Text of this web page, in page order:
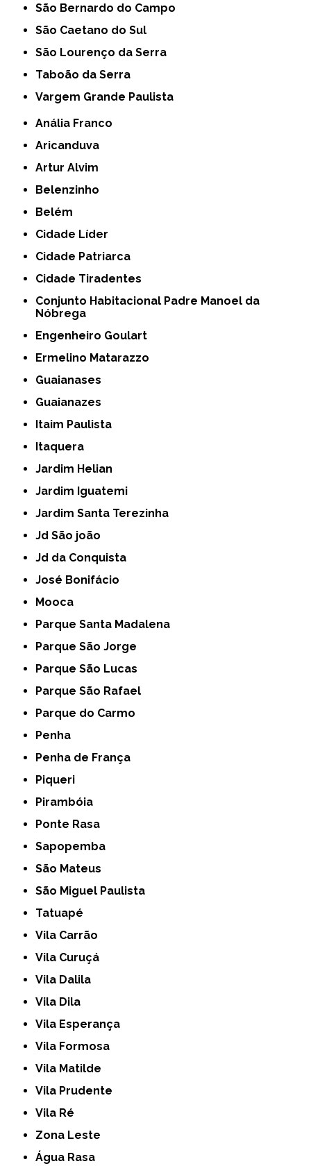
São Bernardo do Campo
São Caetano do Sul
São Lourenço da Serra
Taboão da Serra
Vargem Grande Paulista
Anália Franco
Aricanduva
Artur Alvim
Belenzinho
Belém
Cidade Líder
Cidade Patriarca
Cidade Tiradentes
Conjunto Habitacional Padre Manoel da
Nóbrega
Engenheiro Goulart
Ermelino Matarazzo
Guaianases
Guaianazes
Itaim Paulista
Itaquera
Jardim Helian
Jardim Iguatemi
Jardim Santa Terezinha
Jd São joão
Jd da Conquista
José Bonifácio
Mooca
Parque Santa Madalena
Parque São Jorge
Parque São Lucas
Parque São Rafael
Parque do Carmo
Penha
Penha de França
Piqueri
Pirambóia
Ponte Rasa
Sapopemba
São Mateus
São Miguel Paulista
Tatuapé
Vila Carrão
Vila Curuçá
Vila Dalila
Vila Dila
Vila Esperança
Vila Formosa
Vila Matilde
Vila Prudente
Vila Ré
Zona Leste
Água Rasa